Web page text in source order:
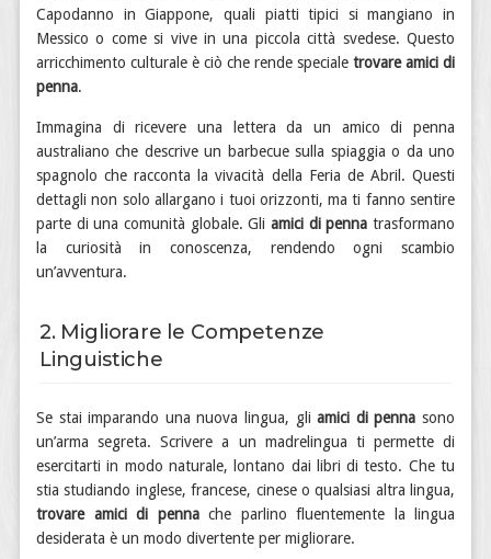
Capodanno in Giappone, quali piatti tipici si mangiano in
Messico o come si vive in una piccola città svedese. Questo
arricchimento culturale è ciò che rende speciale trovare amici di
penna.
Immagina di ricevere una lettera da un amico di penna
australiano che descrive un barbecue sulla spiaggia o da uno
spagnolo che racconta la vivacità della Feria de Abril. Questi
dettagli non solo allargano i tuoi orizzonti, ma ti fanno sentire
parte di una comunità globale. Gli amici di penna trasformano
la curiosità in conoscenza, rendendo ogni scambio
un’avventura.
2. Migliorare le Competenze
Linguistiche
Se stai imparando una nuova lingua, gliamici di penna sono
un’arma segreta. Scrivere a un madrelingua ti permette di
esercitarti in modo naturale, lontano dai libri di testo. Che tu
stia studiando inglese, francese, cinese o qualsiasi altra lingua,
trovare amici di pennache parlino fluentemente la lingua
desiderata è un modo divertente per migliorare.